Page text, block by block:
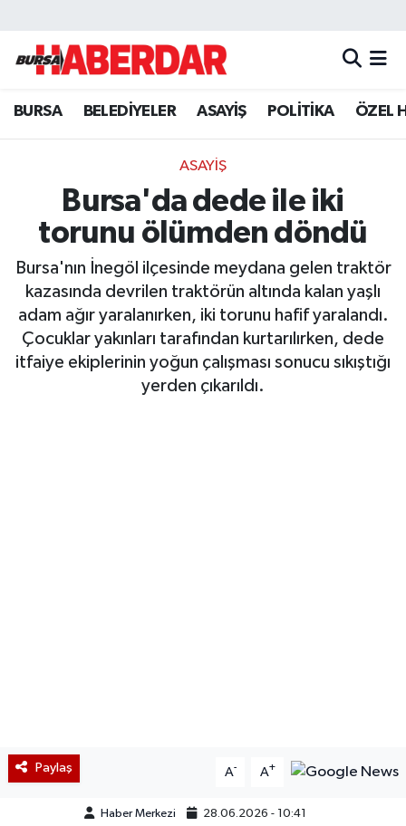
BURSA BELEDİYELER ASAYİŞ POLİTİKA ÖZEL
ASAYİŞ
Bursa'da dede ile iki
torunu ölümden döndü
Bursa'nın İnegöl ilçesinde meydana gelen traktör
kazasında devrilen traktörün altında kalan yaşlı
adam ağır yaralanırken, iki torunu hafif yaralandı.
Çocuklar yakınları tarafından kurtarılırken, dede
itfaiye ekiplerinin yoğun çalışması sonucu sıkıştığı
yerden çıkarıldı.
Paylaş A- A+
Haber Merkezi 28.06.2026 - 10:41
Hava Durumu
Trafik Durumu
Süper Lig Puan Durumu ve Fikstür
Tüm Manşetler
Haber Arşivi